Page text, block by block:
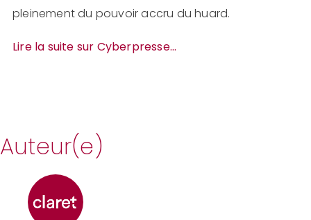
pleinement du pouvoir accru du huard.
Lire la suite sur Cyberpresse…
Auteur(e)